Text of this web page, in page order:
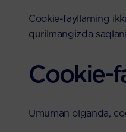
Cookie-fayllarning
qurilmangizda
Cookie-
Umuman olganda,